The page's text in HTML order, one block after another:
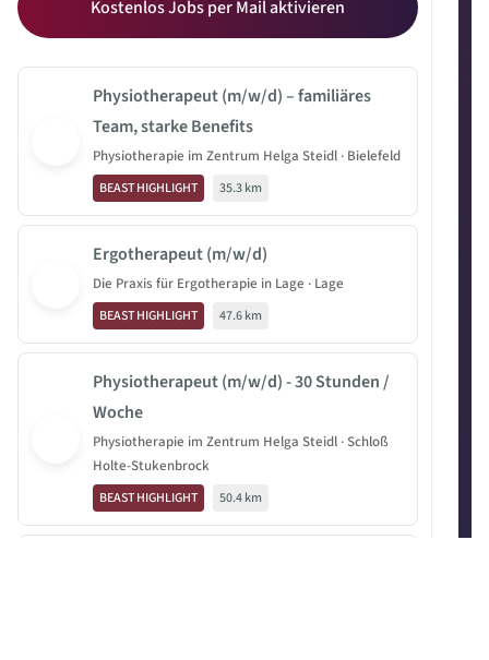
Kostenlos Jobs per Mail aktivieren
Physiotherapeut (m/w/d) – familiäres
Team, starke Benefits
Physiotherapie im Zentrum Helga Steidl · Bielefeld
BEAST HIGHLIGHT 35.3 km
Ergotherapeut (m/w/d)
Die Praxis für Ergotherapie in Lage · Lage
BEAST HIGHLIGHT 47.6 km
Physiotherapeut (m/w/d) - 30 Stunden /
Woche
Physiotherapie im Zentrum Helga Steidl · Schloß
Holte-Stukenbrock
BEAST HIGHLIGHT 50.4 km